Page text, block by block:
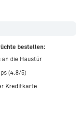
bestellen:
an die Haustür
(4.8/5)
Kreditkarte